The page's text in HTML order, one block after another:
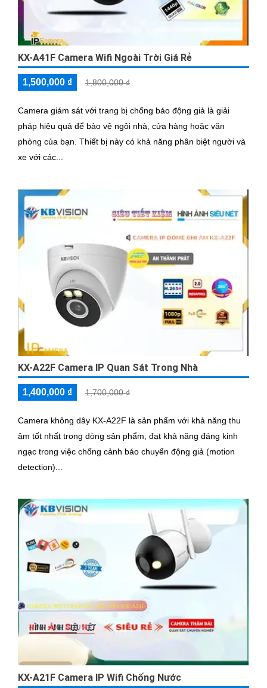
KX-A41F Camera Wifi Ngoài Trời Giá Rẻ
1,500,000 ₫ 1,800,000 ₫
Camera giám sát với trang bị chống báo động giả là giải
pháp hiệu quả để bảo vệ ngôi nhà, cửa hàng hoặc văn
phòng của bạn. Thiết bị này có khả năng phân biệt người và
xe với các...
KX-A22F Camera IP Quan Sát Trong Nhà
1,400,000 ₫ 1,700,000 ₫
Camera không dây KX-A22F là sản phẩm với khả năng thu
âm tốt nhất trong dòng sản phẩm, đạt khả năng đáng kinh
ngạc trong việc chống cảnh báo chuyển động giả (motion
detection)...
KX-A21F Camera IP Wifi Chống Nước